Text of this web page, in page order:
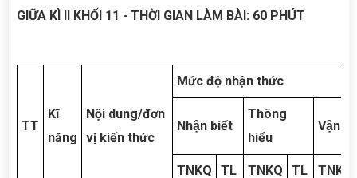
GIỮA KÌ II KHỐI 11 - THỜI GIAN LÀM BÀI: 60 PHÚT
TT
Kĩ
năng
Nội dung/đơn
vị kiến thức
Mức độ nhận thức
Nhận biết
Thông
hiểu
Vận
TNKQ TL TNKQ TL TNKQ